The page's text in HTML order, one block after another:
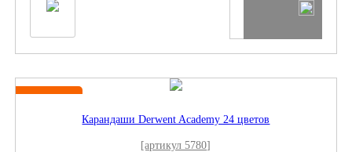
Карандаши Derwent Academy 24 цветов
[артикул 5780]